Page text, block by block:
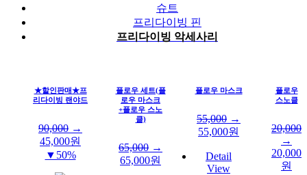
슈트
프리다이빙 핀
프리다이빙 악세사리
★할인판매★프
리다이빙 랜야드
90,000 →
45,000원
▼50%
플로우 세트(플
로우 마스크
+플로우 스노
클)
65,000 →
65,000원
플로우 마스크
55,000 →
55,000원
Detail
View
플로우
스노클
20,000
→
20,000
원